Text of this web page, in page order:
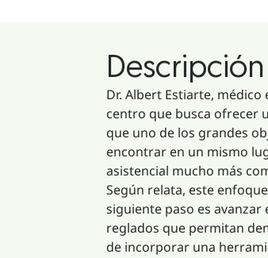
Dr. Albert Estiarte,
centro que busca ofrecer
que uno de los grandes
encontrar en un mismo
asistencial mucho más
Según relata, este
siguiente paso es
reglados que permitan
de incorporar una